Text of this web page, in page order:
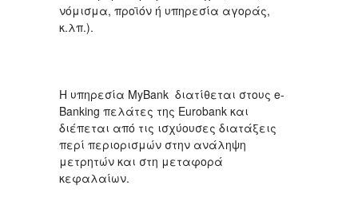
νόμισμα, προϊόν ή υπηρεσία αγοράς,
κ.λπ.).
Η υπηρεσία MyBank διατίθεται στους e-
Banking πελάτες της Eurobank και
διέπεται από τις ισχύουσες διατάξεις
περί περιορισμών στην ανάληψη
μετρητών και στη μεταφορά
κεφαλαίων.